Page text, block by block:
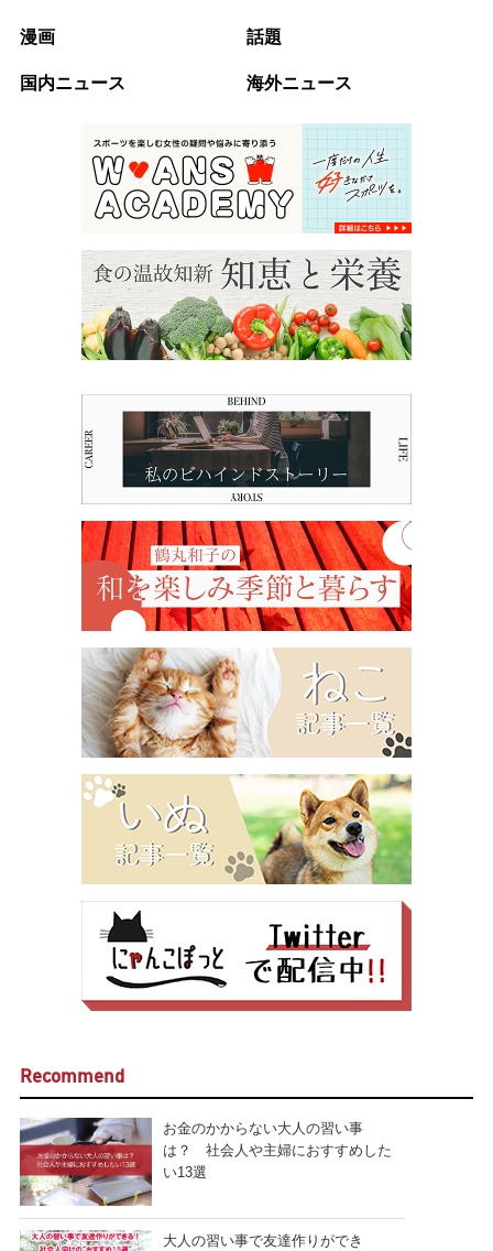
漫画 話題
国内ニュース 海外ニュース
Recommend
お金のかからない大人の習い事
は？ 社会人や主婦におすすめした
い13選
大人の習い事で友達作りができ